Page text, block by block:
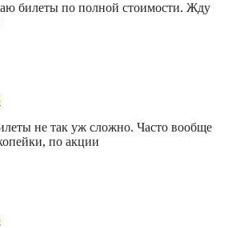
билеты по полной стоимости. Жду
не так уж сложно. Часто вообще
по акции